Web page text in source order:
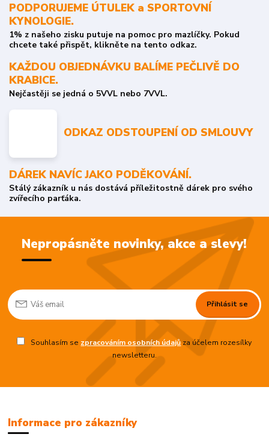
PODPORUJEME ÚTULEK a SPORTOVNÍ
KYNOLOGIE.
1% z našeho zisku putuje na pomoc pro mazlíčky. Pokud
chcete také přispět, klikněte na tento odkaz.
KAŽDOU OBJEDNÁVKU BALÍME PEČLIVĚ DO
KRABICE.
Nejčastěji se jedná o 5VVL nebo 7VVL.
ODKAZ ODSTOUPENÍ OD SMLOUVY
DÁREK NAVÍC JAKO PODĚKOVÁNÍ.
Stálý zákazník u nás dostává příležitostně dárek pro svého
zvířecího parťáka.
Nepropásněte novinky, akce a slevy!
Přihlásit se
Souhlasím se zpracováním osobních údajůza účelem rozesílky
newsletteru.
Informace pro zákazníky